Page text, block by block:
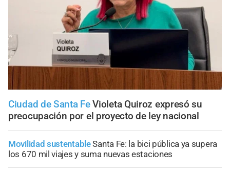
Ciudad de Santa Fe Violeta Quiroz expresó su
preocupación por el proyecto de ley nacional
Movilidad sustentableSanta Fe: la bici pública ya supera
los 670 mil viajes y suma nuevas estaciones